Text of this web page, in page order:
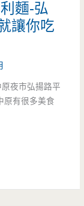
麵-弘
讓你吃
夜市弘揚路平
有很多美食